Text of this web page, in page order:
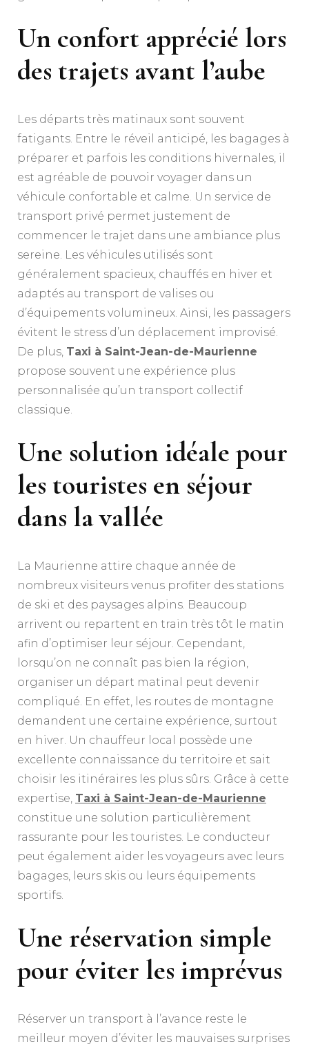
Un confort apprécié lors
des trajets avant l’aube
Les départs très matinaux sont souvent
fatigants. Entre le réveil anticipé, les bagages à
préparer et parfois les conditions hivernales, il
est agréable de pouvoir voyager dans un
véhicule confortable et calme. Un service de
transport privé permet justement de
commencer le trajet dans une ambiance plus
sereine. Les véhicules utilisés sont
généralement spacieux, chauffés en hiver et
adaptés au transport de valises ou
d’équipements volumineux. Ainsi, les passagers
évitent le stress d’un déplacement improvisé.
De plus, Taxi à Saint-Jean-de-Maurienne
propose souvent une expérience plus
personnalisée qu’un transport collectif
classique.
Une solution idéale pour
les touristes en séjour
dans la vallée
La Maurienne attire chaque année de
nombreux visiteurs venus profiter des stations
de ski et des paysages alpins. Beaucoup
arrivent ou repartent en train très tôt le matin
afin d’optimiser leur séjour. Cependant,
lorsqu’on ne connaît pas bien la région,
organiser un départ matinal peut devenir
compliqué. En effet, les routes de montagne
demandent une certaine expérience, surtout
en hiver. Un chauffeur local possède une
excellente connaissance du territoire et sait
choisir les itinéraires les plus sûrs. Grâce à cette
expertise, Taxi à Saint-Jean-de-Maurienne
constitue une solution particulièrement
rassurante pour les touristes. Le conducteur
peut également aider les voyageurs avec leurs
bagages, leurs skis ou leurs équipements
sportifs.
Une réservation simple
pour éviter les imprévus
Réserver un transport à l’avance reste le
meilleur moyen d’éviter les mauvaises surprises